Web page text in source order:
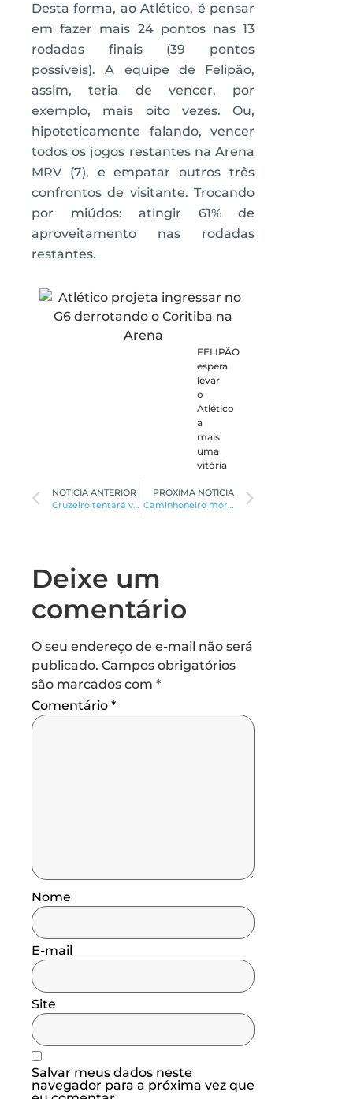
Desta forma, ao Atlético, é pensar
em fazer mais 24 pontos nas 13
rodadas finais (39 pontos
possíveis). A equipe de Felipão,
assim, teria de vencer, por
exemplo, mais oito vezes. Ou,
hipoteticamente falando, vencer
todos os jogos restantes na Arena
MRV (7), e empatar outros três
confrontos de visitante. Trocando
por miúdos: atingir 61% de
aproveitamento nas rodadas
restantes.
FELIPÃO
espera
levar
o
Atlético
a
mais
uma
vitória
NOTÍCIA ANTERIOR
Cruzeiro tentará vencer o Cuiabá fora
PRÓXIMA NOTÍCIA
Caminhoneiro morre e outros dois ficam feridos em acidente na BR-135
Deixe um
comentário
O seu endereço de e-mail não será
publicado. Campos obrigatórios
são marcados com *
Comentário *
Nome
E-mail
Site
Salvar meus dados neste
navegador para a próxima vez que